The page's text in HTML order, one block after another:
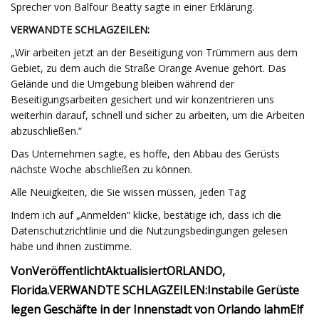
Sprecher von Balfour Beatty sagte in einer Erklärung.
VERWANDTE SCHLAGZEILEN:
„Wir arbeiten jetzt an der Beseitigung von Trümmern aus dem
Gebiet, zu dem auch die Straße Orange Avenue gehört. Das
Gelände und die Umgebung bleiben während der
Beseitigungsarbeiten gesichert und wir konzentrieren uns
weiterhin darauf, schnell und sicher zu arbeiten, um die Arbeiten
abzuschließen.“
Das Unternehmen sagte, es hoffe, den Abbau des Gerüsts
nächste Woche abschließen zu können.
Alle Neuigkeiten, die Sie wissen müssen, jeden Tag
Indem ich auf „Anmelden“ klicke, bestätige ich, dass ich die
Datenschutzrichtlinie und die Nutzungsbedingungen gelesen
habe und ihnen zustimme.
VonVeröffentlichtAktualisiertORLANDO,
Florida.VERWANDTE SCHLAGZEILEN:Instabile Gerüste
legen Geschäfte in der Innenstadt von Orlando lahmElf